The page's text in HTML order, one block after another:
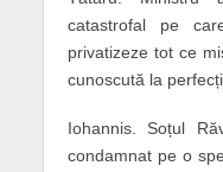
catastrofal pe
privatizeze tot ce
cunoscută la
Iohannis. Soțul
condamnat pe o